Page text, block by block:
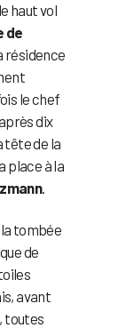
haut vol
de
résidence
le chef
dix
tête de la
place à la
.
la tombée
de
avant
toutes